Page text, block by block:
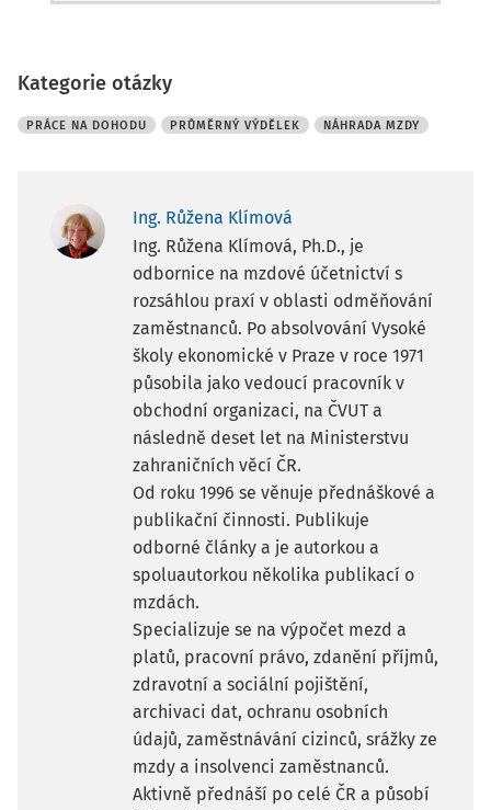
Kategorie otázky
PRÁCE NA DOHODU PRŮMĚRNÝ VÝDĚLEK NÁHRADA MZDY
Ing. Růžena Klímová
Ing. Růžena Klímová, Ph.D., je
odbornice na mzdové účetnictví s
rozsáhlou praxí v oblasti odměňování
zaměstnanců. Po absolvování Vysoké
školy ekonomické v Praze v roce 1971
působila jako vedoucí pracovník v
obchodní organizaci, na ČVUT a
následně deset let na Ministerstvu
zahraničních věcí ČR.
Od roku 1996 se věnuje přednáškové a
publikační činnosti. Publikuje
odborné články a je autorkou a
spoluautorkou několika publikací o
mzdách.
Specializuje se na výpočet mezd a
platů, pracovní právo, zdanění příjmů,
zdravotní a sociální pojištění,
archivaci dat, ochranu osobních
údajů, zaměstnávání cizinců, srážky ze
mzdy a insolvenci zaměstnanců.
Aktivně přednáší po celé ČR a působí